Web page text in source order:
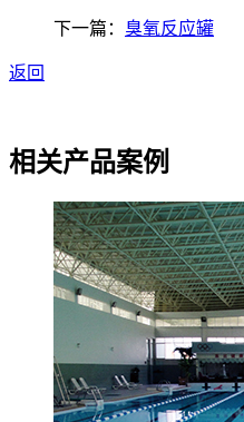
下一篇： 臭氧反应罐
返回
相关产品案例